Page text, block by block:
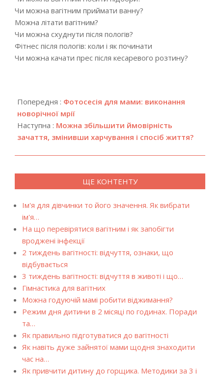
Чи можна вагітним приймати ванну?
Можна літати вагітним?
Чи можна схуднути після пологів?
Фітнес після пологів: коли і як починати
Чи можна качати прес після кесаревого розтину?
12-
20
Попередня : Фотосесія для мами: виконання
новорічної мрії
Наступна : Можна збільшити ймовірність
зачаття, змінивши харчування і спосіб життя?
ЩЕ КОНТЕНТУ
Ім'я для дівчинки то його значення. Як вибрати
ім'я…
На що перевірятися вагітним і як запобігти
вроджені інфекції
2 тиждень вагітності: відчуття, ознаки, що
відбувається
3 тиждень вагітності: відчуття в животі і що…
Гімнастика для вагітних
Можна годуючій мамі робити віджимання?
Режим дня дитини в 2 місяці по годинах. Поради
та…
Як правильно підготуватися до вагітності
Як навіть дуже зайнятої мами щодня знаходити
час на…
Як привчити дитину до горщика. Методики за 3 і